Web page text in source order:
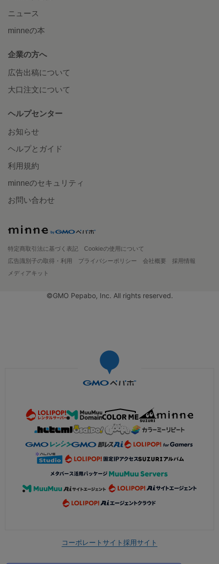
ニュース
minneの本
企業の方へ
広告出稿について
大口注文について
ヘルプセンター
お知らせ
ヘルプとガイド
利用規約
minneのセキュリティ
お問い合わせ
特定商取引法に基づく表記
Cookieの使用について
広告識別子の取得・利用
プライバシーポリシー 会社概要
採用情報
メディアキット
©GMO Pepabo, Inc. All rights reserved.
コーポレートサイト採用サイト